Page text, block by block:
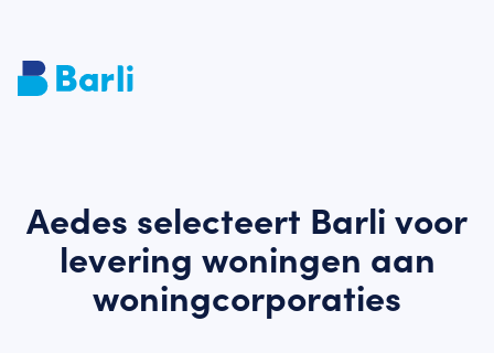
Aedes selecteert Barli voor
levering woningen aan
woningcorporaties